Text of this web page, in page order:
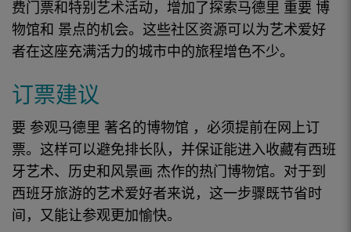
费门票和特别艺术活动，增加了探索马德里 重要 博
物馆和 景点的机会。这些社区资源可以为艺术爱好
者在这座充满活力的城市中的旅程增色不少。
订票建议
要 参观马德里 著名的博物馆 ，必须提前在网上订
票。这样可以避免排长队，并保证能进入收藏有西班
牙艺术、 历史和风景画 杰作的热门博物馆。对于到
西班牙旅游的艺术爱好者来说，这一步骤既节省时
间，又能让参观更加愉快。